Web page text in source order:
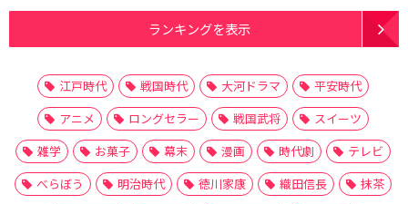
ランキングを表示
江戸時代 戦国時代 大河ドラマ
平安時代
アニメ
ロングセラー 戦国武将
スイーツ
雑学
お菓子 幕末 漫画 時代劇
テレビ
べらぼう
明治時代 徳川家康 織田信長
抹茶